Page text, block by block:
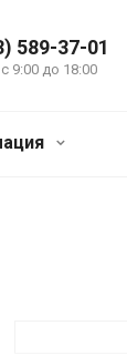
589-37-01
9:00 до 18:00